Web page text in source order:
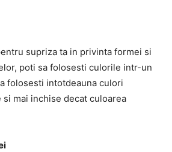
supriza ta in privinta formei si
poti sa folosesti culorile intr-un
folosesti intotdeauna culori
mai inchise decat culoarea